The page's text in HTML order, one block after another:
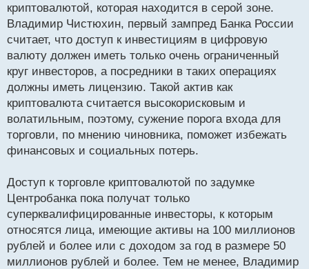
криптовалютой, которая находится в серой зоне.
Владимир Чистюхин, первый зампред Банка России
считает, что доступ к инвестициям в цифровую
валюту должен иметь только очень ограниченный
круг инвесторов, а посредники в таких операциях
должны иметь лицензию. Такой актив как
криптовалюта считается высокорисковым и
волатильным, поэтому, сужение порога входа для
торговли, по мнению чиновника, поможет избежать
финансовых и социальных потерь.
Доступ к торговле криптовалютой по задумке
Центробанка пока получат только
суперквалифицированные инвесторы, к которым
относятся лица, имеющие активы на 100 миллионов
рублей и более или с доходом за год в размере 50
миллионов рублей и более. Тем не менее, Владимир